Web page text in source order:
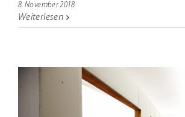
8. November 2018
Weiterlesen